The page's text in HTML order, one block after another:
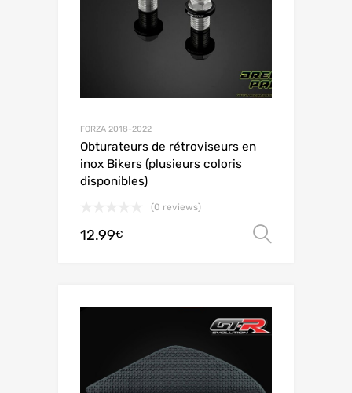
FORZA 2018-2022
Obturateurs de rétroviseurs en
inox Bikers (plusieurs coloris
disponibles)
(0 reviews)
12.99€